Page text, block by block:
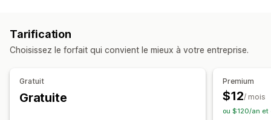
Gestion des commandes
Notifications et analyses de données
Alertes de niveau de stock faible
Analyses de données
Pièces jointes
Tarification
Choisissez le forfait qui convient le mieux à votre entreprise.
Gratuit
Gratuite
Premium
$12/ mois
ou $120/an et